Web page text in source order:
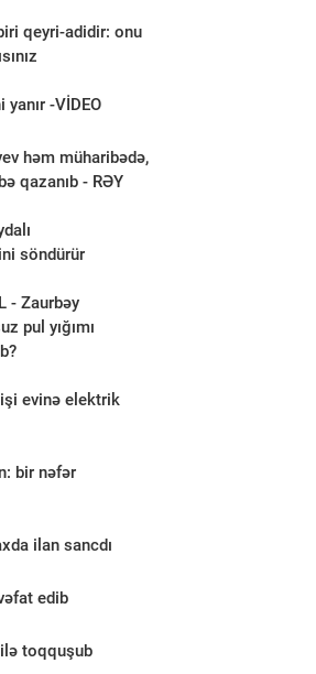
qeyri-adidir: onu
yanır -VİDEO
həm müharibədə,
qazanıb - RƏY
söndürür
- Zaurbəy
pul yığımı
evinə elektrik
bir nəfər
ilan sancdı
edib
toqquşub